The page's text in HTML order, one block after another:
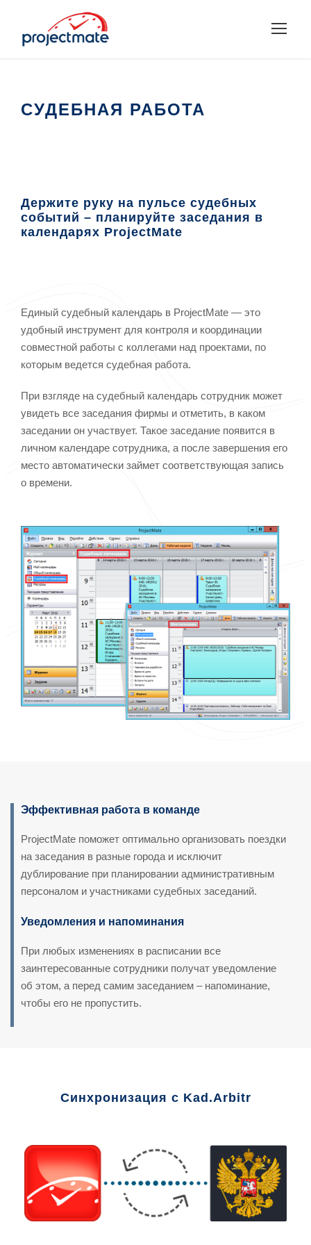
СУДЕБНАЯ РАБОТА
Держите руку на пульсе судебных
событий – планируйте заседания в
календарях ProjectMate
Единый судебный календарь в ProjectMate — это
удобный инструмент для контроля и координации
совместной работы с коллегами над проектами, по
которым ведется судебная работа.
При взгляде на судебный календарь сотрудник может
увидеть все заседания фирмы и отметить, в каком
заседании он участвует. Такое заседание появится в
личном календаре сотрудника, а после завершения его
место автоматически займет соответствующая запись
о времени.
Эффективная работа в команде
ProjectMate поможет оптимально организовать поездки
на заседания в разные города и исключит
дублирование при планировании административным
персоналом и участниками судебных заседаний.
Уведомления и напоминания
При любых изменениях в расписании все
заинтересованные сотрудники получат уведомление
об этом, а перед самим заседанием – напоминание,
чтобы его не пропустить.
Синхронизация с Kad.Arbitr